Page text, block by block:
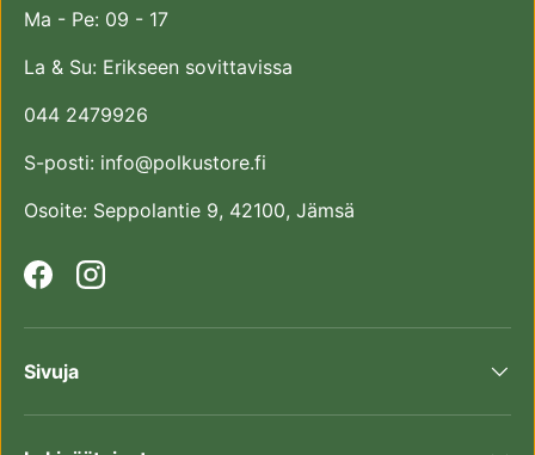
Ma - Pe: 09 - 17
La & Su: Erikseen sovittavissa
044 2479926
S-posti: info@polkustore.fi
Osoite: Seppolantie 9, 42100, Jämsä
FacebookInstagram
Sivuja